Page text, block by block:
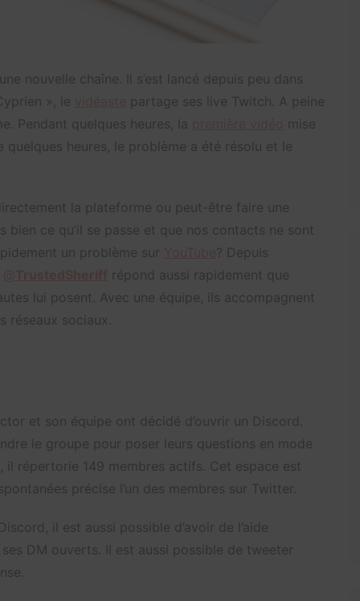
nouvelle chaîne. Il s’est lancé depuis peu dans
», le
partage ses live Twitch. A peine
Pendant quelques heures, la
mise
quelques heures, le problème a été résolu et le
la plateforme ou peut-être faire une
ce qu’il se passe et que nos contacts ne sont
un problème sur
? Depuis
répond aussi rapidement que
lui posent. Avec une équipe, ils accompagnent
réseaux sociaux.
et son équipe ont décidé d’ouvrir un Discord.
le groupe pour poser leurs questions en mode
il répertorie 149 membres actifs. Cet espace est
précise l’un des membres sur Twitter.
il est aussi possible d’avoir de l’aide
DM ouverts. Il est aussi possible de tweeter